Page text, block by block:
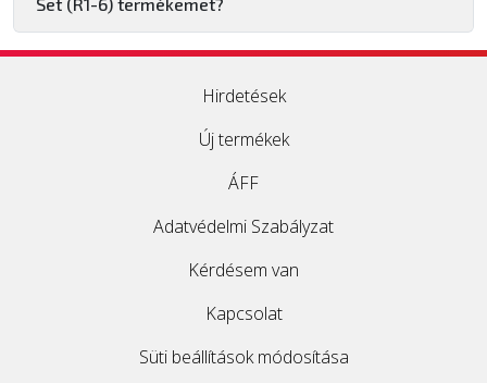
Hirdetések
Új termékek
ÁFF
Adatvédelmi Szabályzat
Kérdésem van
Kapcsolat
Süti beállítások módosítása